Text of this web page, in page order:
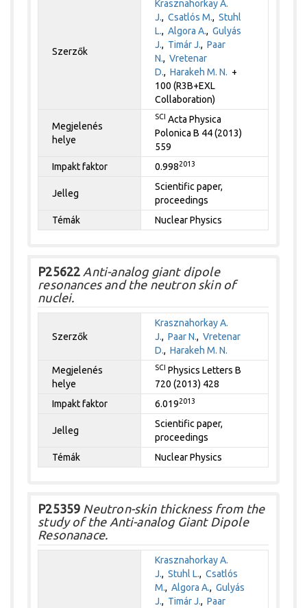
Szerzők
Krasznahorkay A.
J.,Csatlós M.,Stuhl
L.,Algora A.,Gulyás
J., Timár J.,Paar
N.,Vretenar
D.,Harakeh M. N. +
100 (R3B+EXL
Collaboration)
Megjelenés
helye
SCI Acta Physica
Polonica B 44 (2013)
559
Impakt faktor
0.9982013
Jelleg
Scientific paper,
proceedings
Témák
Nuclear Physics
P25622 Anti-analog giant dipole
resonances and the neutron skin of
nuclei.
Szerzők
Krasznahorkay A.
J.,Paar N.,Vretenar
D.,Harakeh M. N.
Megjelenés
helye
SCI Physics Letters B
720 (2013) 428
Impakt faktor
6.0192013
Jelleg
Scientific paper,
proceedings
Témák
Nuclear Physics
P25359 Neutron-skin thickness from the
study of the Anti-analog Giant Dipole
Resonanace.
Krasznahorkay A.
J.,Stuhl L.,Csatlós
M.,Algora A.,Gulyás
J., Timár J.,Paar